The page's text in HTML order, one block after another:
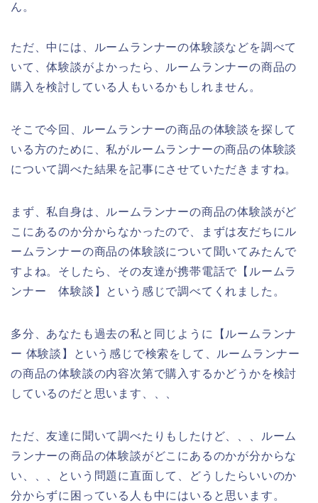
ん。
ただ、中には、ルームランナーの体験談などを調べて
いて、体験談がよかったら、ルームランナーの商品の
購入を検討している人もいるかもしれません。
そこで今回、ルームランナーの商品の体験談を探して
いる方のために、私がルームランナーの商品の体験談
について調べた結果を記事にさせていただきますね。
まず、私自身は、ルームランナーの商品の体験談がど
こにあるのか分からなかったので、まずは友だちにル
ームランナーの商品の体験談について聞いてみたんで
すよね。そしたら、その友達が携帯電話で【ルームラ
ンナー 体験談】という感じで調べてくれました。
多分、あなたも過去の私と同じように【ルームランナ
ー 体験談】という感じで検索をして、ルームランナー
の商品の体験談の内容次第で購入するかどうかを検討
しているのだと思います、、、
ただ、友達に聞いて調べたりもしたけど、、、ルーム
ランナーの商品の体験談がどこにあるのかが分からな
い、、、という問題に直面して、どうしたらいいのか
分からずに困っている人も中にはいると思います。